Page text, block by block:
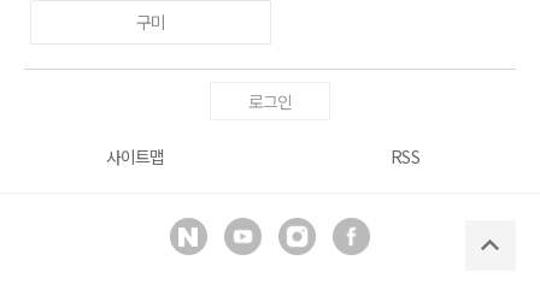
구미
로그인
사이트맵 RSS